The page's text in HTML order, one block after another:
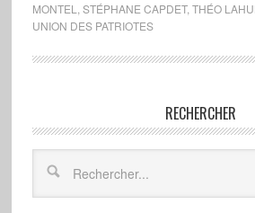
MONTEL
STÉPHANE CAPDET, THÉO
UNION DES PATRIOTES
RECHERCHER